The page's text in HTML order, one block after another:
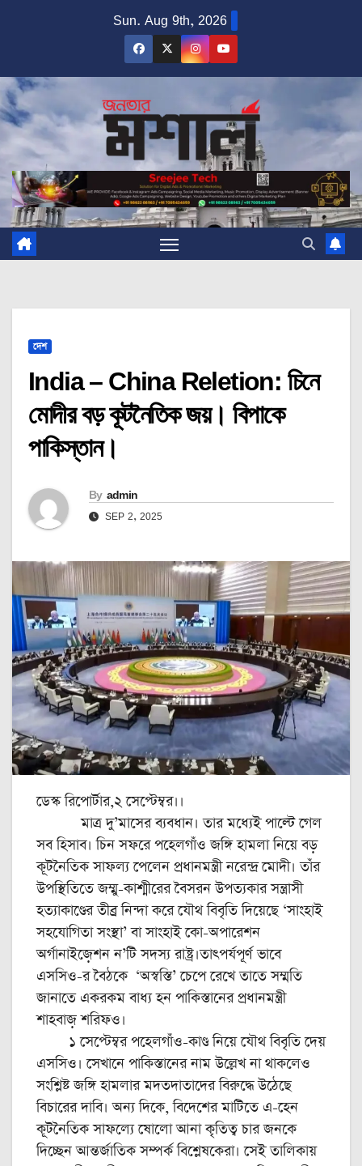
Sun. Aug 9th, 2026
দেশ
India – China Reletion: চিনে
মোদীর বড় কূটনৈতিক জয়। বিপাকে
পাকিস্তান।
By admin
SEP 2, 2025
ডেস্ক রিপোর্টার,২ সেপ্টেম্বর।।
মাত্র দু’মাসের ব্যবধান। তার মধ্যেই পাল্টে গেল
সব হিসাব। চিন সফরে পহেলগাঁও জঙ্গি হামলা নিয়ে বড়
কূটনৈতিক সাফল্য পেলেন প্রধানমন্ত্রী নরেন্দ্র মোদী। তাঁর
উপস্থিতিতে জম্মু-কাশ্মীরের বৈসরন উপত্যকার সন্ত্রাসী
হত্যাকাণ্ডের তীব্র নিন্দা করে যৌথ বিবৃতি দিয়েছে ‘সাংহাই
সহযোগিতা সংস্থা’ বা সাংহাই কো-অপারেশন
অর্গানাইজ়েশন ন’টি সদস্য রাষ্ট্র।তাৎপর্যপূর্ণ ভাবে
এসসিও-র বৈঠকে ‘অস্বস্তি’ চেপে রেখে তাতে সম্মতি
জানাতে একরকম বাধ্য হন পাকিস্তানের প্রধানমন্ত্রী
শাহবাজ় শরিফও।
১ সেপ্টেম্বর পহেলগাঁও-কাণ্ড নিয়ে যৌথ বিবৃতি দেয়
এসসিও। সেখানে পাকিস্তানের নাম উল্লেখ না থাকলেও
সংশ্লিষ্ট জঙ্গি হামলার মদতদাতাদের বিরুদ্ধে উঠেছে
বিচারের দাবি। অন্য দিকে, বিদেশের মাটিতে এ-হেন
কূটনৈতিক সাফল্যে ষোলো আনা কৃতিত্ব চার জনকে
দিচ্ছেন আন্তর্জাতিক সম্পর্ক বিশ্লেষকেরা। সেই তালিকায়